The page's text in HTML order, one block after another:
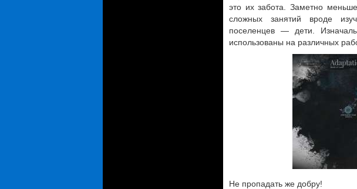
это их забота. Заметно
сложных занятий вроде
поселенцев — дети.
использованы на различных
Не пропадать же добру!